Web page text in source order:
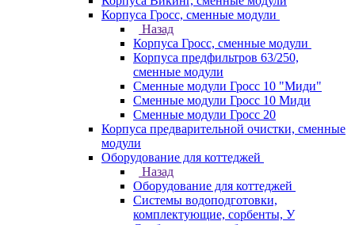
Корпуса Гросс, сменные модули
Назад
Корпуса Гросс, сменные модули
Корпуса предфильтров 63/250,
сменные модули
Сменные модули Гросс 10 "Миди"
Сменные модули Гросс 10 Миди
Сменные модули Гросс 20
Корпуса предварительной очистки, сменные
модули
Оборудование для коттеджей
Назад
Оборудование для коттеджей
Системы водоподготовки,
комплектующие, сорбенты, У